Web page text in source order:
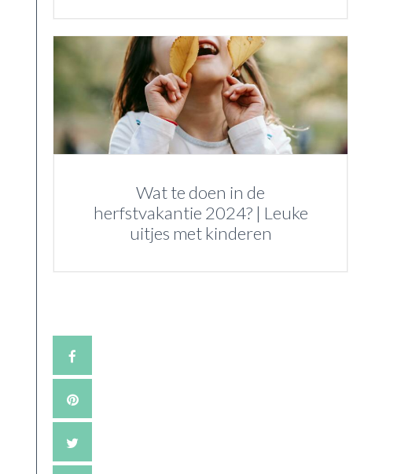
Wat te doen in de
herfstvakantie 2024? | Leuke
uitjes met kinderen